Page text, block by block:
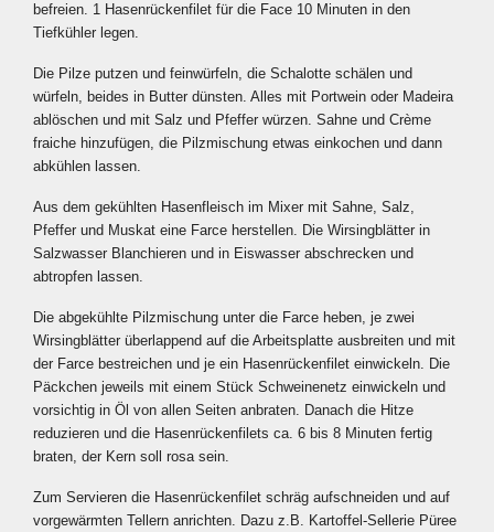
befreien. 1 Hasenrückenfilet für die Face 10 Minuten in den
Tiefkühler legen.
Die Pilze putzen und feinwürfeln, die Schalotte schälen und
würfeln, beides in Butter dünsten. Alles mit Portwein oder Madeira
ablöschen und mit Salz und Pfeffer würzen. Sahne und Crème
fraiche hinzufügen, die Pilzmischung etwas einkochen und dann
abkühlen lassen.
Aus dem gekühlten Hasenfleisch im Mixer mit Sahne, Salz,
Pfeffer und Muskat eine Farce herstellen. Die Wirsingblätter in
Salzwasser Blanchieren und in Eiswasser abschrecken und
abtropfen lassen.
Die abgekühlte Pilzmischung unter die Farce heben, je zwei
Wirsingblätter überlappend auf die Arbeitsplatte ausbreiten und mit
der Farce bestreichen und je ein Hasenrückenfilet einwickeln. Die
Päckchen jeweils mit einem Stück Schweinenetz einwickeln und
vorsichtig in Öl von allen Seiten anbraten. Danach die Hitze
reduzieren und die Hasenrückenfilets ca. 6 bis 8 Minuten fertig
braten, der Kern soll rosa sein.
Zum Servieren die Hasenrückenfilet schräg aufschneiden und auf
vorgewärmten Tellern anrichten. Dazu z.B. Kartoffel-Sellerie Püree